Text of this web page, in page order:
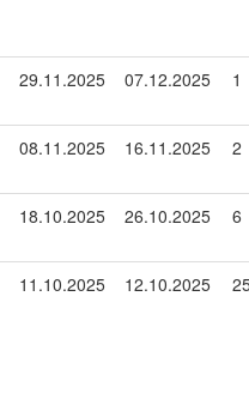
29.11.2025 07.12.2025 1
08.11.2025 16.11.2025 2
18.10.2025 26.10.2025 6
11.10.2025 12.10.2025